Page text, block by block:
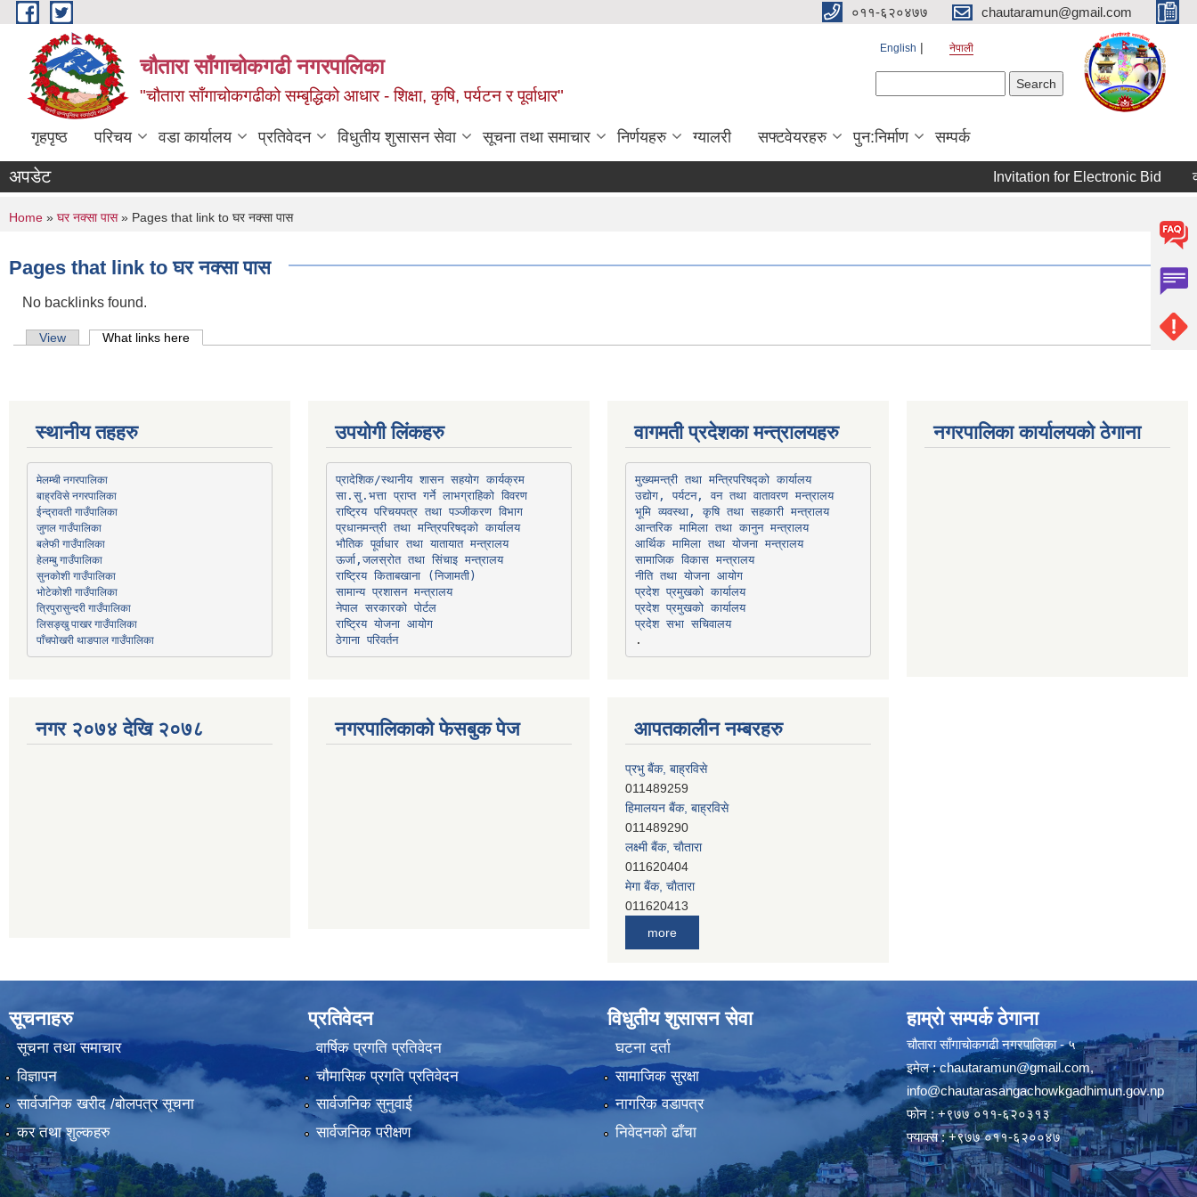
Skip to main content ०११-६२०४७७ chautaramun@gmail.com
चौतारा साँगाचोकगढी नगरपालिका
"चौतारा साँगाचोकगढीको सम्बृद्धिको आधार - शिक्षा, कृषि, पर्यटन र पूर्वाधार"
English नेपाली
गृहपृष्ठ परिचय वडा कार्यालय प्रतिवेदन विधुतीय शुसासन सेवा सूचना तथा समाचार निर्णयहरु ग्यालरी सफ्टवेयरहरु पुन:निर्माण सम्पर्क
अपडेट Invitation for Electronic Bid
You are here
Home » घर नक्सा पास» Pages that link to घर नक्सा पास
Pages that link to घर नक्सा पास
No backlinks found.
Primary tabs
View What links here
स्थानीय तहहरु
मेलम्ची नगरपालिका
बाह्रविसे नगरपालिका
ईन्द्रावती गाउँपालिका
जुगल गाउँपालिका
बलेफी गाउँपालिका
हेलम्बु गाउँपालिका
सुनकोशी गाउँपालिका
भोटेकोशी गाउँपालिका
त्रिपुरासुन्दरी गाउँपालिका
लिसङ्खु पाखर गाउँपालिका
पाँचपोखरी थाङपाल गाउँपालिका
नगर २०७४ देखि २०७८
उपयोगी लिंकहरु
प्रादेशिक/स्थानीय शासन सहयोग कार्यक्रम
सा.सु.भत्ता प्राप्त गर्ने लाभग्राहिको विवरण
राष्ट्रिय परिचयपत्र तथा पञ्‍जीकरण विभाग
प्रधानमन्त्री तथा मन्त्रिपरिषद्को कार्यालय
भौतिक पूर्वाधार तथा यातायात मन्त्रालय
ऊर्जा,जलस्रोत तथा सिंचाइ मन्त्रालय
सामान्य प्रशासन मन्त्रालय
नेपाल सरकारको पोर्टल
राष्ट्रिय योजना आयोग
ठेगाना परिवर्तन
नगरपालिकाको फेसबुक पेज
वागमती प्रदेशका मन्त्रालयहरु
मुख्यमन्त्री तथा मन्त्रिपरिषद्को कार्यालय
उद्योग, पर्यटन, वन तथा वातावरण मन्त्रालय
भूमि व्यवस्था, कृषि तथा सहकारी मन्त्रालय
आन्तरिक मामिला तथा कानुन मन्त्रालय
आर्थिक मामिला तथा योजना मन्त्रालय
सामाजिक विकास मन्त्रालय
नीति तथा योजना आयोग
प्रदेश प्रमुखको कार्यालय
प्रदेश प्रमुखको कार्यालय
प्रदेश सभा सचिवालय
आपतकालीन नम्बरहरु
प्रभु बैंक, बाह्रविसे
011489259
हिमालयन बैंक, बाह्रविसे
011489290
लक्ष्मी बैंक, चाैतारा
011620404
मेगा बैंक, चाैतारा
011620413
011401005
011403051
सिभिल बैंक, मेलम्ची
011401055
नेपाल क्रेडिट एण्ड कमर्स बैंक, चाैतारा
011620402
यति विकास बैंक, मांखा
011482150
more
नगरपालिका कार्यालयको ठेगाना
सूचनाहरु
सूचना तथा समाचार
विज्ञापन
सार्वजनिक खरीद /बोलपत्र सूचना
कर तथा शुल्कहरु
प्रतिवेदन
वार्षिक प्रगति प्रतिवेदन
चौमासिक प्रगति प्रतिवेदन
सार्वजनिक सुनुवाई
सार्वजनिक परीक्षण
विधुतीय शुसासन सेवा
घटना दर्ता
सामाजिक सुरक्षा
नागरिक वडापत्र
निवेदनको ढाँचा
हाम्रो सम्पर्क ठेगाना
चौतारा साँगाचोकगढी नगरपालिका - ५
इमेल :chautaramun@gmail.com,
info@chautarasangachowkgadhimun.gov.np
फोन : +९७७ ०११-६२०३१३
फ्याक्स : +९७७ ०११-६२००४७